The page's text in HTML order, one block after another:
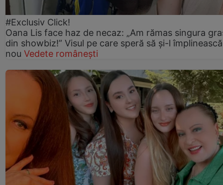
#Exclusiv Click!
Oana Lis face haz de necaz: „Am rămas singura
din showbiz!” Visul pe care speră să și-l
nou Vedete românești